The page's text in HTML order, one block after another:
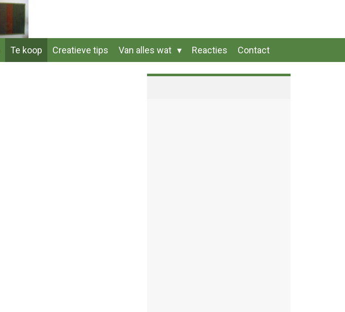
Te koop Creatieve tips Van alles wat Reacties Contact